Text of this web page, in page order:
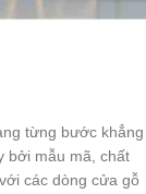
từng bước khẳng
bởi mẫu mã, chất
các dòng cửa gỗ